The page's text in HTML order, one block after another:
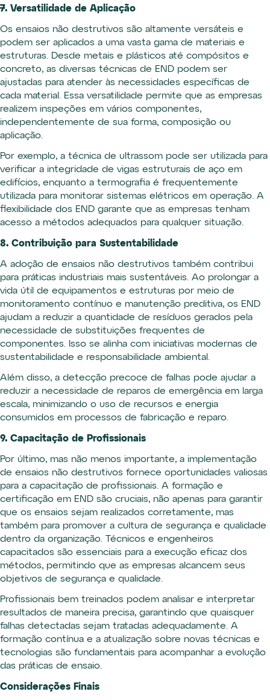
7. Versatilidade de Aplicação
Os ensaios não destrutivos são altamente versáteis e
podem ser aplicados a uma vasta gama de materiais e
estruturas. Desde metais e plásticos até compósitos e
concreto, as diversas técnicas de END podem ser
ajustadas para atender às necessidades específicas de
cada material. Essa versatilidade permite que as empresas
realizem inspeções em vários componentes,
independentemente de sua forma, composição ou
aplicação.
Por exemplo, a técnica de ultrassom pode ser utilizada para
verificar a integridade de vigas estruturais de aço em
edifícios, enquanto a termografia é frequentemente
utilizada para monitorar sistemas elétricos em operação. A
flexibilidade dos END garante que as empresas tenham
acesso a métodos adequados para qualquer situação.
8. Contribuição para Sustentabilidade
A adoção de ensaios não destrutivos também contribui
para práticas industriais mais sustentáveis. Ao prolongar a
vida útil de equipamentos e estruturas por meio de
monitoramento contínuo e manutenção preditiva, os END
ajudam a reduzir a quantidade de resíduos gerados pela
necessidade de substituições frequentes de
componentes. Isso se alinha com iniciativas modernas de
sustentabilidade e responsabilidade ambiental.
Além disso, a detecção precoce de falhas pode ajudar a
reduzir a necessidade de reparos de emergência em larga
escala, minimizando o uso de recursos e energia
consumidos em processos de fabricação e reparo.
9. Capacitação de Profissionais
Por último, mas não menos importante, a implementação
de ensaios não destrutivos fornece oportunidades valiosas
para a capacitação de profissionais. A formação e
certificação em END são cruciais, não apenas para garantir
que os ensaios sejam realizados corretamente, mas
também para promover a cultura de segurança e qualidade
dentro da organização. Técnicos e engenheiros
capacitados são essenciais para a execução eficaz dos
métodos, permitindo que as empresas alcancem seus
objetivos de segurança e qualidade.
Profissionais bem treinados podem analisar e interpretar
resultados de maneira precisa, garantindo que quaisquer
falhas detectadas sejam tratadas adequadamente. A
formação contínua e a atualização sobre novas técnicas e
tecnologias são fundamentais para acompanhar a evolução
das práticas de ensaio.
Considerações Finais